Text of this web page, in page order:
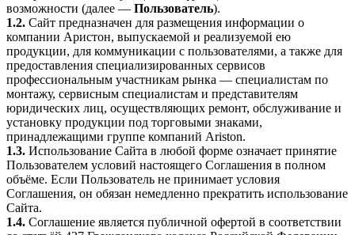
возможности (далее — Пользователь).
1.2. Сайт предназначен для размещения информации о
компании Аристон, выпускаемой и реализуемой ею
продукции, для коммуникации с пользователями, а также для
предоставления специализированных сервисов
профессиональным участникам рынка — специалистам по
монтажу, сервисным специалистам и представителям
юридических лиц, осуществляющих ремонт, обслуживание и
установку продукции под торговыми знаками,
принадлежащими группе компаний Ariston.
1.3. Использование Сайта в любой форме означает принятие
Пользователем условий настоящего Соглашения в полном
объёме. Если Пользователь не принимает условия
Соглашения, он обязан немедленно прекратить использование
Сайта.
1.4. Соглашение является публичной офертой в соответствии